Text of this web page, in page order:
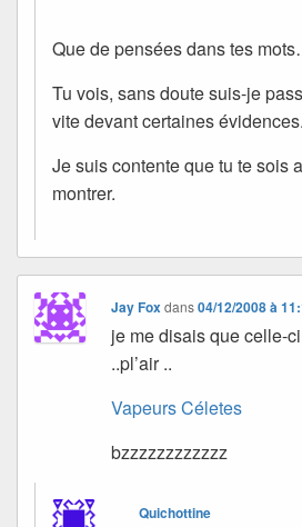
Que de pensées dans tes
Tu vois, sans doute suis-je
vite devant certaines évidences.
Je suis contente que tu te sois
montrer.
Jay Fox dans04/12/2008 à
je me disais que celle-
..pl’air ..
Vapeurs Céletes
bzzzzzzzzzzzz
Quichottine